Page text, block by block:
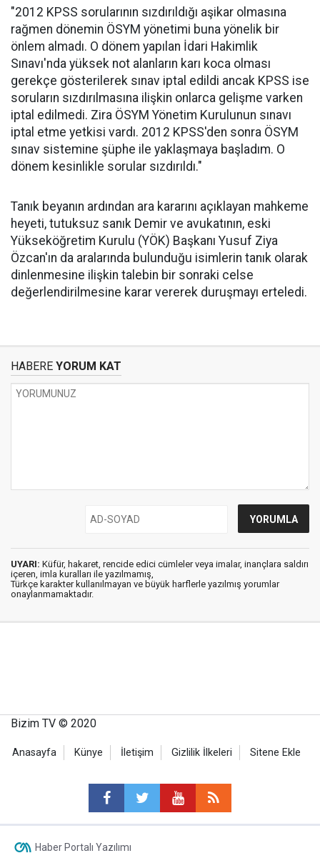
"2012 KPSS sorularının sızdırıldığı aşikar olmasına
rağmen dönemin ÖSYM yönetimi buna yönelik bir
önlem almadı. O dönem yapılan İdari Hakimlik
Sınavı'nda yüksek not alanların karı koca olması
gerekçe gösterilerek sınav iptal edildi ancak KPSS ise
soruların sızdırılmasına ilişkin onlarca gelişme varken
iptal edilmedi. Zira ÖSYM Yönetim Kurulunun sınavı
iptal etme yetkisi vardı. 2012 KPSS'den sonra ÖSYM
sınav sistemine şüphe ile yaklaşmaya başladım. O
dönem kesinlikle sorular sızdırıldı."
Tanık beyanın ardından ara kararını açıklayan mahkeme
heyeti, tutuksuz sanık Demir ve avukatının, eski
Yükseköğretim Kurulu (YÖK) Başkanı Yusuf Ziya
Özcan'ın da aralarında bulunduğu isimlerin tanık olarak
dinlenmesine ilişkin talebin bir sonraki celse
değerlendirilmesine karar vererek duruşmayı erteledi.
HABERE YORUM KAT
UYARI: Küfür, hakaret, rencide edici cümleler veya imalar, inançlara saldırı
içeren, imla kuralları ile yazılmamış,
Türkçe karakter kullanılmayan ve büyük harflerle yazılmış yorumlar
onaylanmamaktadır.
Bizim TV © 2020
Anasayfa Künye İletişim Gizlilik İlkeleri Sitene Ekle
Haber Portalı Yazılımı